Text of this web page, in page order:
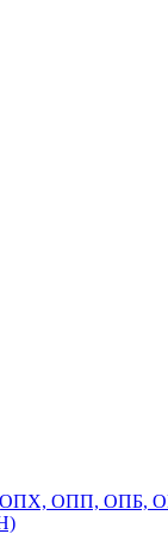
(ОПХ, ОПП, ОПБ,